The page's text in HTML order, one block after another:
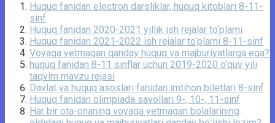
Huquq fanidan electron darsliklar, huquq kitoblari 8-11-
sinf
Huquq fanidan 2020-2021 yillik ish rejalar to‘plami
Huquq fanidan 2021-2022 ish rejalar to‘plami 8-11-sinf
Voyaga yetmagan qanday huquq va majburiyatlarga ega?
huquq fanidan 8-11 sinflar uchun 2019-2020 o‘quv yili
taqvim mavzu rejasi
Davlat va huquq asoslari fanidan imtihon biletlari 8-sinf
Huquq fanidan olimpiada savollari 9-, 10-, 11-sinf
Har bir ota-onaning voyaga yetmagan bolalarining